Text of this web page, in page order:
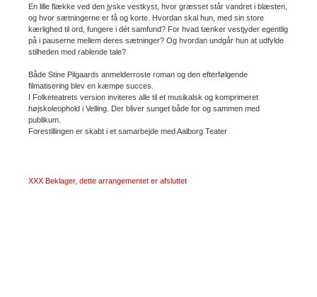
En lille flække ved den jyske vestkyst, hvor græsset står vandret i blæsten,
og hvor sætningerne er få og korte. Hvordan skal hun, med sin store
kærlighed til ord, fungere i dét samfund? For hvad tænker vestjyder egentlig
på i pauserne mellem deres sætninger? Og hvordan undgår hun at udfylde
stilheden med rablende tale?
Både Stine Pilgaards anmelderroste roman og den efterfølgende
filmatisering blev en kæmpe succes.
I Folketeatrets version inviteres alle til et musikalsk og komprimeret
højskoleophold i Velling. Der bliver sunget både for og sammen med
publikum.
Forestillingen er skabt i et samarbejde med Aalborg Teater
XXX Beklager, dette arrangementet er afsluttet